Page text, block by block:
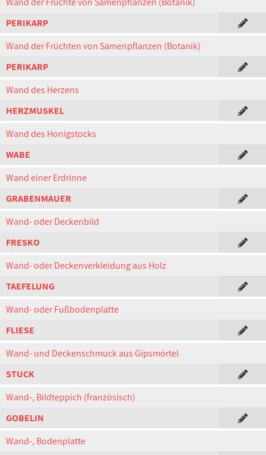
PERIKARP
Wand der Früchten von Samenpflanzen (Botanik)
PERIKARP
Wand des Herzens
HERZMUSKEL
Wand des Honigstocks
WABE
Wand einer Erdrinne
GRABENMAUER
Wand- oder Deckenbild
FRESKO
Wand- oder Deckenverkleidung aus Holz
TAEFELUNG
Wand- oder Fußbodenplatte
FLIESE
Wand- und Deckenschmuck aus Gipsmörtel
STUCK
Wand-, Bildteppich (französisch)
GOBELIN
Wand-, Bodenplatte